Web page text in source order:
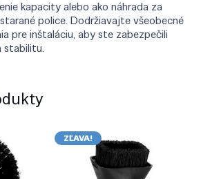
kapacity alebo ako náhrada za
police. Dodržiavajte všeobecné
pre inštaláciu, aby ste zabezpečili
stabilitu.
ZĽAVA!